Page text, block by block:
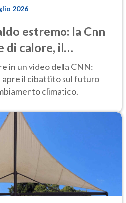
2026
estremo: la Cnn
di calore, il
Risorgimento al
in un video della CNN:
apre il dibattito sul futuro
climatico.